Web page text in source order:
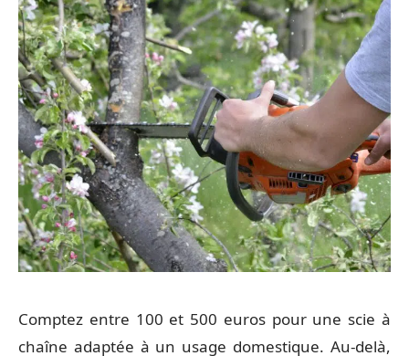
Comptez entre 100 et 500 euros pour une scie à
chaîne adaptée à un usage domestique. Au-delà,